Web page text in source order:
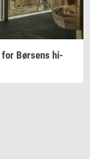
for Bør­sens hi­